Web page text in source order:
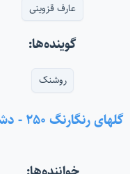
عارف قزوینی
گوینده‌ها:
روشنک
گلهای رنگارنگ ۲۵۰ - دشتی